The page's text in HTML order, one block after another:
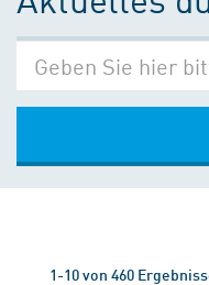
1-10 von 460